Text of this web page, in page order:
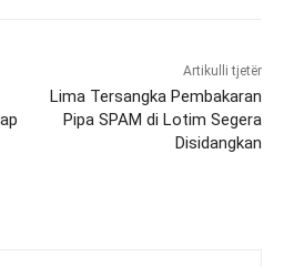
Artikulli tjetër
Lima Tersangka Pembakaran
Pipa SPAM di Lotim Segera
Disidangkan